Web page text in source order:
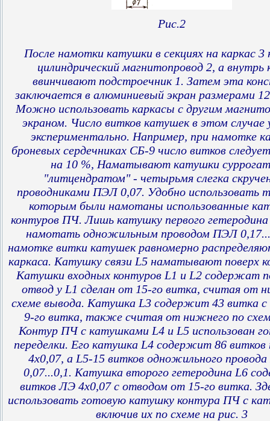
Рис.2
После намотки катушки в секциях на каркас
цилиндрический магнитопровод 2, а внутрь
ввинчивают подстроечник 1. Затем эта
заключается в алюминиевый экран размерами
Можно использовать каркасы с другим
экраном. Число витков катушек в этом
экспериментально. Например, при намотке
броневых сердечниках СБ-9 число витков
на 10 %, Наматывают катушки
"литцендратом" - четырьмя слегка
проводниками ПЭЛ 0,07. Удобно использовать
которым были намотаны использованные
контуров ПЧ. Лишь катушку первого
намотать одножильным проводом ПЭЛ
намотке витки катушек равномерно
каркаса. Катушку связи L5 наматывают поверх
Катушки входных контуров L1 и L2 содержат
отвод у L1 сделан от 15-го витка, считая от
схеме вывода. Катушка L3 содержит 43 витка
9-го витка, также считая от нижнего по
Контур ПЧ с катушками L4 и L5 использован
переделки. Его катушка L4 содержит 86
4х0,07, а L5-15 витков одножильного
0,07...0,1. Катушка второго гетеродина L6
витков ЛЭ 4х0,07 с отводом от 15-го витка.
использовать готовую катушку контура ПЧ с
включив их по схеме на рис. 3